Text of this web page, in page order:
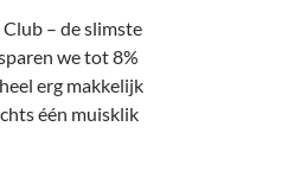
– de slimste
we tot 8%
erg makkelijk
één muisklik